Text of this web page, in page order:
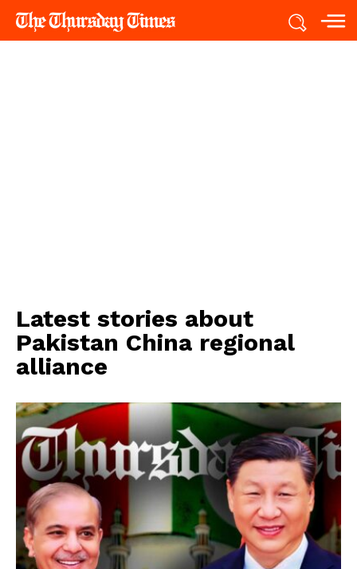
Latest stories about
Pakistan China regional
alliance